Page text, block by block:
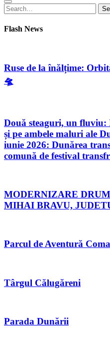
Search
for:
Search
Flash News
Ruse de la înălțime:
🛸
Două steaguri, un fluviu:
și pe ambele maluri ale
iunie 2026: Dunărea
comună de festival
MODERNIZARE
MIHAI BRAVU,
Parcul de Aventură
Târgul Călugăreni
Parada Dunării